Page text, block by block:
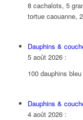
8 cachalots, 5
tortue caouanne,
Dauphins &
5 août 2026:
100 dauphins
Dauphins &
4 août 2026: